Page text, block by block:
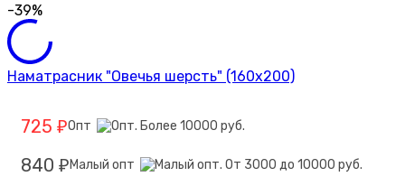
-39%
Наматрасник "Овечья шерсть" (160х200)
725 ₽Опт
840 ₽ Малый опт